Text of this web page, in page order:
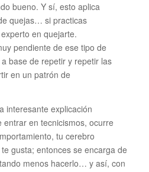
bueno. Y sí, esto aplica
quejas… si practicas
en quejarte.
pendiente de ese tipo de
base de repetir y repetir las
en un patrón de
interesante explicación
entrar en tecnicismos, ocurre
tu cerebro
gusta; entonces se encarga de
menos hacerlo… y así, con